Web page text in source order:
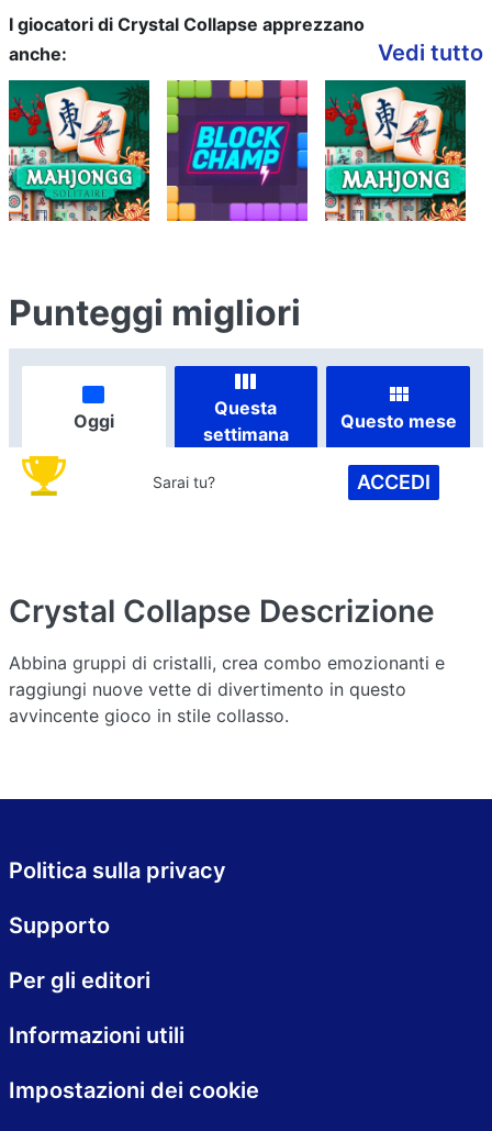
I giocatori di Crystal Collapse apprezzano
anche:
Vedi tutto
Punteggi migliori
Oggi
Questa
settimana
Questo mese
Sarai tu? ACCEDI
Crystal Collapse Descrizione
Abbina gruppi di cristalli, crea combo emozionanti e
raggiungi nuove vette di divertimento in questo
avvincente gioco in stile collasso.
Politica sulla privacy
Supporto
Per gli editori
Informazioni utili
Impostazioni dei cookie